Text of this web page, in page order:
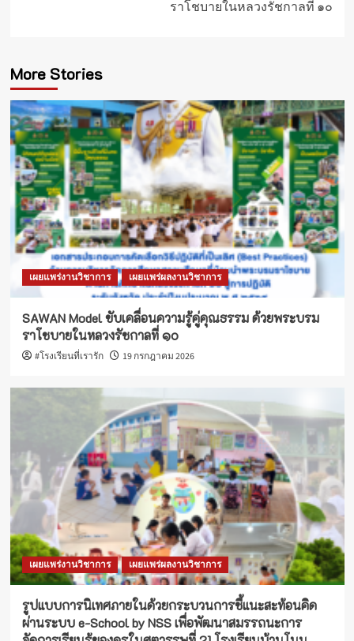
ราโชบายในหลวงรัชกาลที่ ๑๐
More Stories
เผยแพร่งานวิชาการ เผยแพร่ผลงานวิชาการ
SAWAN Model ขับเคลื่อนความรู้คู่คุณธรรม ด้วยพระบรม
ราโชบายในหลวงรัชกาลที่ ๑๐
#โรงเรียนที่เรารัก 19 กรกฎาคม 2026
เผยแพร่งานวิชาการ เผยแพร่ผลงานวิชาการ
รูปแบบการนิเทศภายในด้วยกระบวนการชี้แนะสะท้อนคิด
ผ่านระบบ e-School by NSS เพื่อพัฒนาสมรรถนะการ